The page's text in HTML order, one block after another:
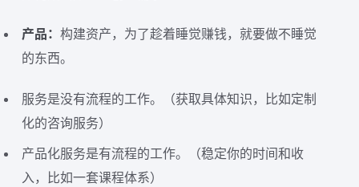
产品：构建资产，为了趁着睡觉赚钱，就要做不睡觉
的东西。
服务是没有流程的工作。（获取具体知识，比如定制
化的咨询服务）
产品化服务是有流程的工作。（稳定你的时间和收
入，比如一套课程体系）